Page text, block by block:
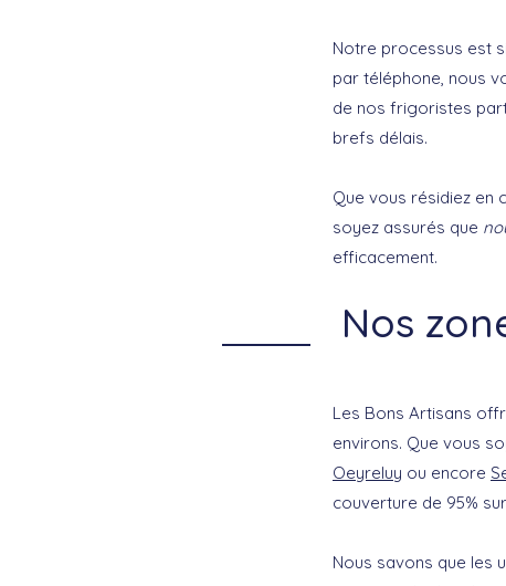
Notre processus est
par téléphone, nous
de nos frigoristes
brefs délais.
Que vous résidiez en
soyez assurés que
efficacement.
Nos
Les Bons Artisans
environs. Que vous
Oeyreluy ou encore
couverture de 95%
Nous savons que les